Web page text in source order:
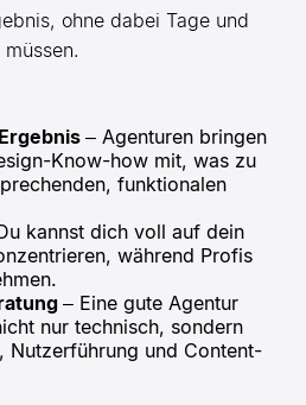
ohne dabei Tage und
– Agenturen bringen
Know-how mit, was zu
funktionalen
kannst dich voll auf dein
während Profis
– Eine gute Agentur
nur technisch, sondern
Nutzerführung und Content-